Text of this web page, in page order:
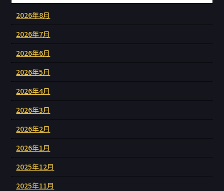
2026年8月
2026年7月
2026年6月
2026年5月
2026年4月
2026年3月
2026年2月
2026年1月
2025年12月
2025年11月